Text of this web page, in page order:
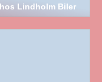
Lindholm Biler